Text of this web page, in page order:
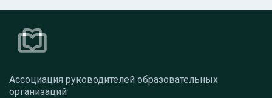
Ассоциация руководителей образовательных
организаций